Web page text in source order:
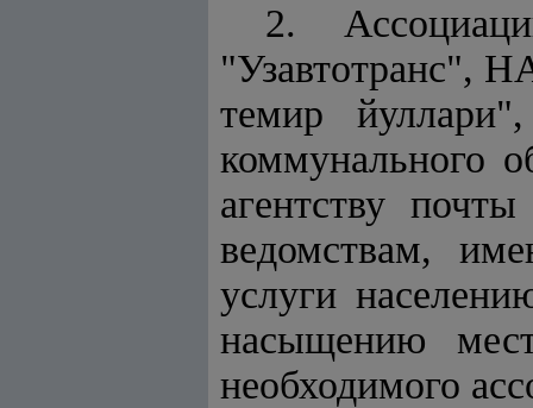
2.
"Узавтотранс",
темир
коммунального
агентству
ведомствам,
услуги
насыщению
необходимого